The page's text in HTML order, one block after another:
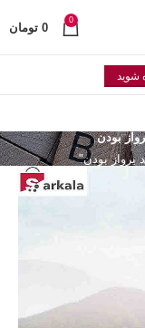
0
0 تومان
شوید